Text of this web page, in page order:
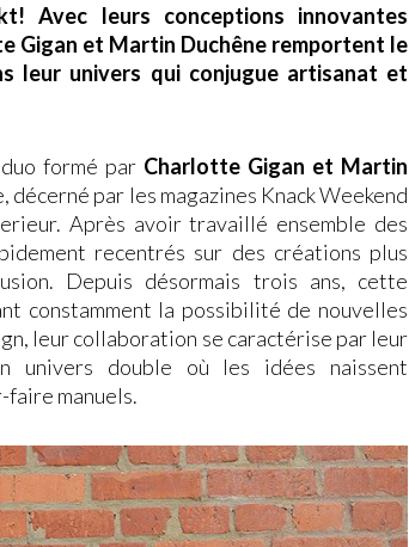
Avec leurs conceptions innovantes
Gigan et Martin Duchêne remportent le
leur univers qui conjugue artisanat et
formé par Charlotte Gigan et Martin
décerné par les magazines Knack Weekend
Après avoir travaillé ensemble des
recentrés sur des créations plus
Depuis désormais trois ans, cette
constamment la possibilité de nouvelles
leur collaboration se caractérise par leur
univers double où les idées naissent
manuels.